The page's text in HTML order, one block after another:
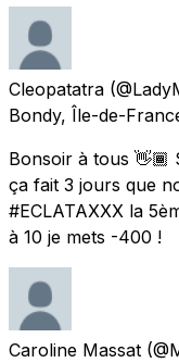
Cleopatatra
Bondy, Île-de-
Bonsoir à tous 👋🏾
ça fait 3 jours que
#ECLATAXXX la
à 10 je mets -400 !
Caroline Massat